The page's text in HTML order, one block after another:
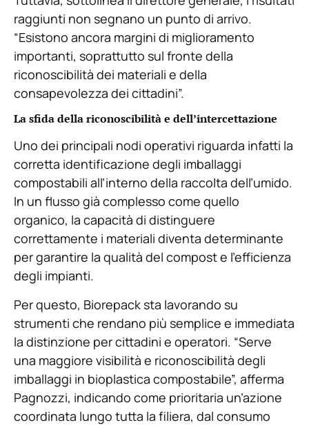
raggiunti non segnano un punto di arrivo.
“Esistono ancora margini di miglioramento
importanti, soprattutto sul fronte della
riconoscibilità dei materiali e della
consapevolezza dei cittadini”.
La sfida della riconoscibilità e dell’intercettazione
Uno dei principali nodi operativi riguarda infatti la
corretta identificazione degli imballaggi
compostabili all’interno della raccolta dell’umido.
In un flusso già complesso come quello
organico, la capacità di distinguere
correttamente i materiali diventa determinante
per garantire la qualità del compost e l’efficienza
degli impianti.
Per questo, Biorepack sta lavorando su
strumenti che rendano più semplice e immediata
la distinzione per cittadini e operatori. “Serve
una maggiore visibilità e riconoscibilità degli
imballaggi in bioplastica compostabile”, afferma
Pagnozzi, indicando come prioritaria un’azione
coordinata lungo tutta la filiera, dal consumo